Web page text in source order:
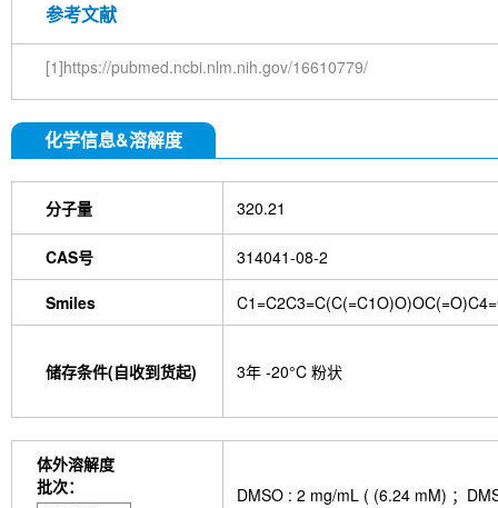
参考文献
[1]https://pubmed.ncbi.nlm.nih.gov/16610779/
化学信息&溶解度
分子量 320.21
CAS号 314041-08-2
Smiles
储存条件(自收到货起) 3年 -20°C 粉状
体外溶解度
批次：
DMSO : 2 mg/mL ( (6.24 mM) ；